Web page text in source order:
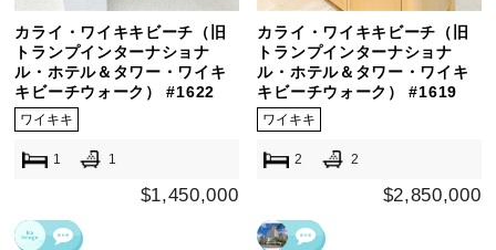
カライ・ワイキキビーチ（旧
トランプインターナショナ
ル・ホテル＆タワー・ワイキ
キビーチウォーク） #1622
ワイキキ
1 1
$1,450,000
カライ・ワイキキビーチ（旧
トランプインターナショナ
ル・ホテル＆タワー・ワイキ
キビーチウォーク） #1619
ワイキキ
2 2
$2,850,000